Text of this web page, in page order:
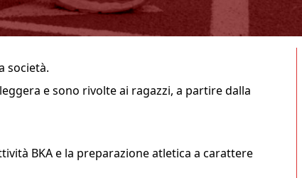
società.
e sono rivolte ai ragazzi, a partire dalla
BKA e la preparazione atletica a carattere